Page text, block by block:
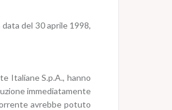
del 30 aprile 1998,
Italiane S.p.A., hanno
immediatamente
avrebbe potuto